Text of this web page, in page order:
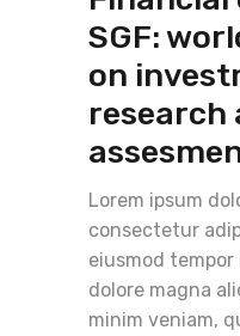
SGF:
on
research
Lorem ipsum
consectetur
eiusmod
dolore magna
minim veniam,